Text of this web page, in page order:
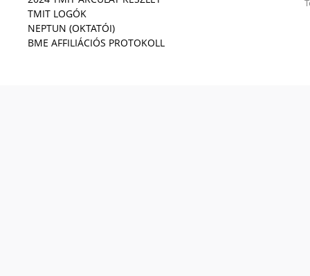
TMIT LOGÓK
NEPTUN (OKTATÓI)
BME AFFILIÁCIÓS PROTOKOLL